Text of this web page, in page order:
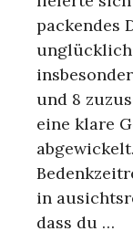
packendes
und 8
eine klare
in
dass du …